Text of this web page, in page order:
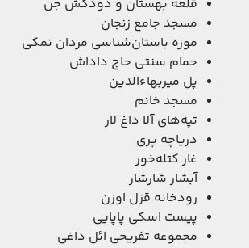
قلعه بهستان و دودکش جن
مسجد جامع زنجان
موزه باستان‌شناسی مردان نمکی
حمام سنتی حاج داداش
پل میربهاءالدین
مسجد خانم
تپه‌های آلا داغ لار
دریاچه پری
غار کتله‌خور
آبشار شارشار
رودخانه قزل اوزن
پیست اسکی پاپایی
مجموعه تفریحی ائل داغی